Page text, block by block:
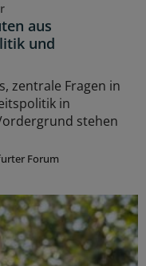
aus
und
zentrale Fragen in
in
stehen
Forum